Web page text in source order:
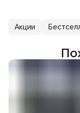
Акции